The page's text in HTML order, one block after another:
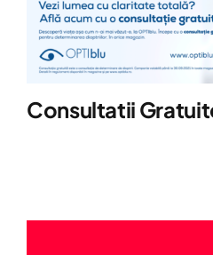
Consultatii